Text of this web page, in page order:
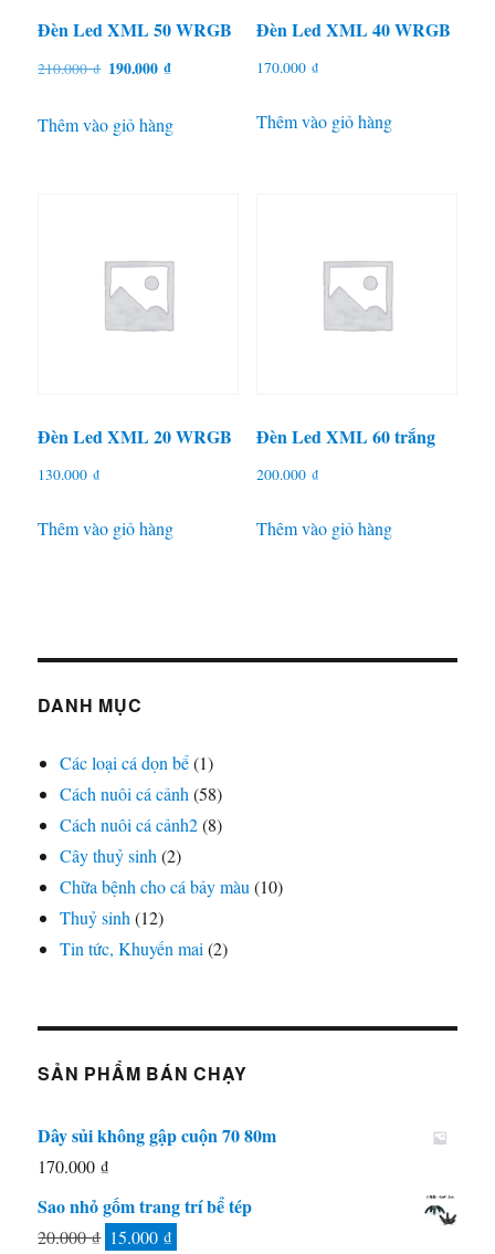
Đèn Led XML 50 WRGB
210.000₫ Giá
là:
190.000 ₫
Thêm vào giỏ hàng
Đèn Led XML 40 WRGB
170.000 ₫
Thêm vào giỏ hàng
Đèn Led XML 20 WRGB
130.000₫
Thêm vào giỏ hàng
Đèn Led XML 60 trắng
200.000 ₫
Thêm vào giỏ hàng
DANH MỤC
Các loại cá dọn bể(1)
Cách nuôi cá cảnh(58)
Cách nuôi cá cảnh2(8)
Cây thuỷ sinh(2)
Chữa bệnh cho cá bảy màu(10)
Thuỷ sinh(12)
Tin tức, Khuyến mai(2)
SẢN PHẨM BÁN CHẠY
Dây sủi không gập cuộn 70 80m
170.000₫
Sao nhỏ gốm trang trí bể tép
20.000₫ Giá
15.000₫